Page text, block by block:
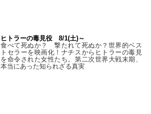
ヒトラーの毒見役 8/1(土)～
食べて死ぬか？ 撃たれて死ぬか？世界的ベス
トセラーを映画化！ナチスからヒトラーの毒見
を命令された女性たち。第二次世界大戦末期、
本当にあった知られざる真実